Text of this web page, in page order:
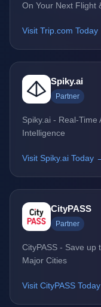
On Your Next Flight
Visit Trip.com
Spiky.ai
Partner
Spiky.ai - Real-Time
Intelligence
Visit Spiky.ai Today
CityPASS
Partner
CityPASS - Save up
Major Cities
Visit CityPASS